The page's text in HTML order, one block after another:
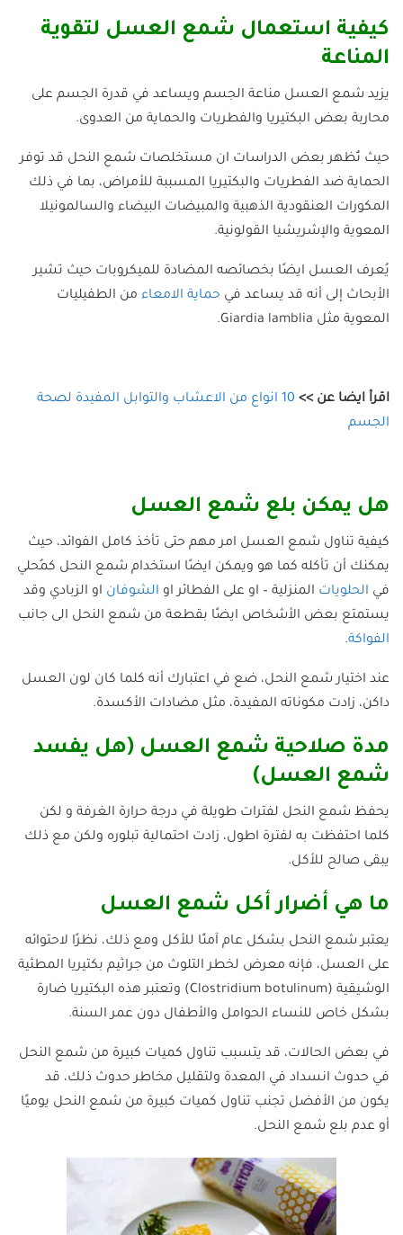
كيفية استعمال شمع العسل لتقوية
المناعة
يزيد شمع العسل مناعة الجسم ويساعد في قدرة الجسم على
محاربة بعض البكتيريا والفطريات والحماية من العدوى.
حيث تُظهر بعض الدراسات ان مستخلصات شمع النحل قد توفر
الحماية ضد الفطريات والبكتيريا المسببة للأمراض، بما في ذلك
المكورات العنقودية الذهبية والمبيضات البيضاء والسالمونيلا
المعوية والإشريشيا القولونية.
يُعرف العسل ايضًا بخصائصه المضادة للميكروبات حيث تشير
الأبحاث إلى أنه قد يساعد في حماية الامعاء من الطفيليات
المعوية مثل Giardia lamblia.
اقرأ ايضا عن >>
10 انواع من الاعشاب والتوابل المفيدة لصحة
الجسم
هل يمكن بلع شمع العسل
كيفية تناول شمع العسل امر مهم حتى تأخذ كامل الفوائد، حيث
يمكنك أن تأكله كما هو ويمكن ايضًا استخدام شمع النحل كمُحلي
في الحلويات المنزلية – او على الفطائر او الشوفان او الزبادي وقد
يستمتع بعض الأشخاص ايضًا بقطعة من شمع النحل الى جانب
الفواكة.
عند اختيار شمع النحل، ضع في اعتبارك أنه كلما كان لون العسل
داكن، زادت مكوناته المفيدة، مثل مضادات الأكسدة.
مدة صلاحية شمع العسل (هل يفسد
شمع العسل)
يحفظ شمع النحل لفترات طويلة في درجة حرارة الغرفة و لكن
كلما احتفظت به لفترة اطول، زادت احتمالية تبلوره ولكن مع ذلك
يبقى صالح للأكل.
ما هي أضرار أكل شمع العسل
يعتبر شمع النحل بشكل عام آمنًا للأكل ومع ذلك، نظرًا لاحتوائه
على العسل، فإنه معرض لخطر التلوث من جراثيم بكتيريا المطثية
الوشيقية (Clostridium botulinum) وتعتبر هذه البكتيريا ضارة
بشكل خاص للنساء الحوامل والأطفال دون عمر السنة.
في بعض الحالات، قد يتسبب تناول كميات كبيرة من شمع النحل
في حدوث انسداد في المعدة ولتقليل مخاطر حدوث ذلك، قد
يكون من الأفضل تجنب تناول كميات كبيرة من شمع النحل يوميًا
أو عدم بلع شمع النحل.